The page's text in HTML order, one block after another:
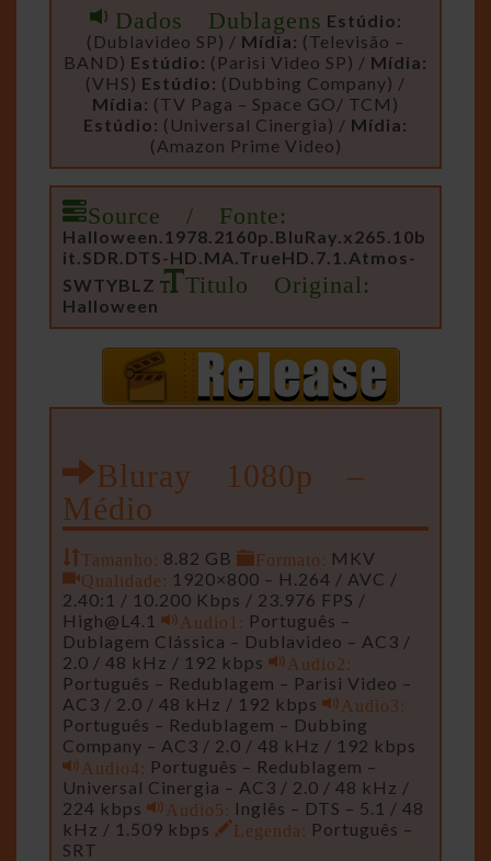
Dados Dublagens Estúdio:
(Dublavideo SP) / Mídia: (Televisão –
BAND) Estúdio: (Parisi Video SP) / Mídia:
(VHS) Estúdio: (Dubbing Company) /
Mídia: (TV Paga – Space GO/ TCM)
Estúdio: (Universal Cinergia) / Mídia:
(Amazon Prime Video)
Source / Fonte:
Halloween.1978.2160p.BluRay.x265.10b
it.SDR.DTS-HD.MA.TrueHD.7.1.Atmos-
SWTYBLZ
Titulo Original:
Halloween
Bluray 1080p –
Médio
Tamanho: 8.82 GB Formato: MKV
Qualidade: 1920×800 – H.264 / AVC /
2.40:1 / 10.200 Kbps / 23.976 FPS /
High@L4.1
Audio1: Português –
Dublagem Clássica – Dublavideo – AC3 /
2.0 / 48 kHz / 192 kbps
Audio2:
Português – Redublagem – Parisi Video –
AC3 / 2.0 / 48 kHz / 192 kbps
Audio3:
Português – Redublagem – Dubbing
Company – AC3 / 2.0 / 48 kHz / 192 kbps
Audio4: Português – Redublagem –
Universal Cinergia – AC3 / 2.0 / 48 kHz /
224 kbps
Audio5: Inglês – DTS – 5.1 / 48
kHz / 1.509 kbps
Legenda: Português –
SRT